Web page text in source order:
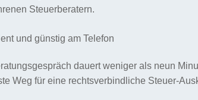
Steuerberatern.
und günstig am Telefon
dauert weniger als neun
Weg für eine rechtsverbindliche Steuer-